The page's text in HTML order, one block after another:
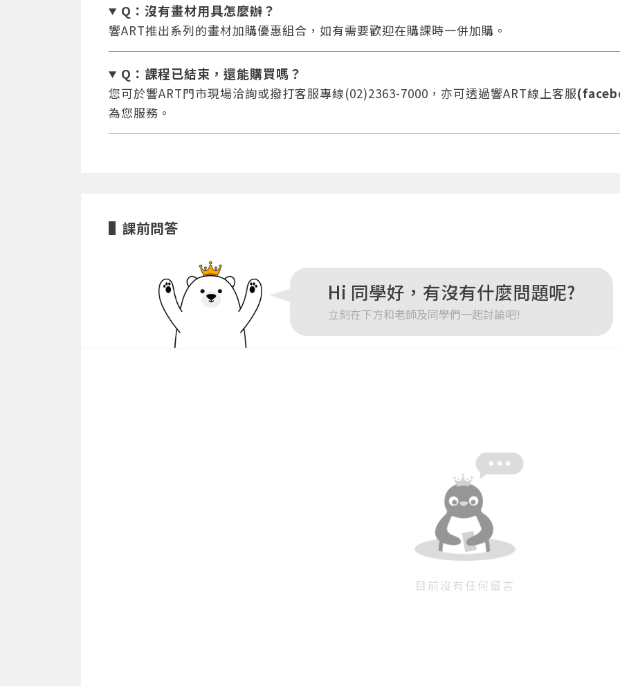
重設密碼
Q：沒有畫材用具怎麼辦？
響ART推出系列的畫材加購優惠組合，如有需要歡迎在購課時一併加購。
Q：課程已結束，還能購買嗎？
您可於響ART門市現場洽詢或撥打客服專線(02)2363-7000，亦可透過響ART線上客服
為您服務。
課前問答
Hi 同學好，有沒有什麼問題呢?
立刻在下方和老師及同學們一起討論吧!
目前沒有任何留言